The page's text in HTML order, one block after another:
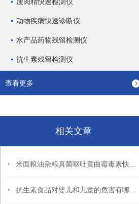
动物疾病快速诊断仪
水产品药物残留检测仪
抗生素残留检测仪
查看更多
相关文章